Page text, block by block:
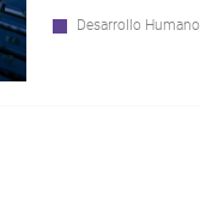
Desarrollo Humano